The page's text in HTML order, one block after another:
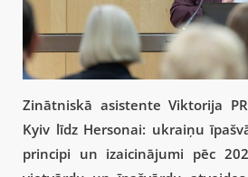
Zinātniskā asistente Viktorija
Kyiv līdz Hersonai: ukraiņu
principi un izaicinājumi pēc